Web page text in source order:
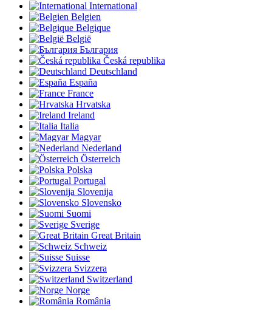
International
Belgien
Belgique
België
България
Česká republika
Deutschland
España
France
Hrvatska
Ireland
Italia
Magyar
Nederland
Österreich
Polska
Portugal
Slovenija
Slovensko
Suomi
Sverige
Great Britain
Schweiz
Suisse
Svizzera
Switzerland
Norge
România